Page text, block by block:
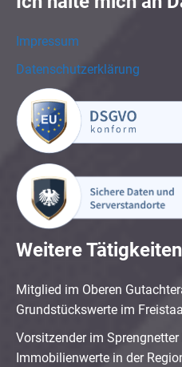
Impressum
Datenschutzerklärung
Weitere Tätigkeiten
Mitglied im Oberen
Grundstückswerte im
Vorsitzender im
Immobilienwerte in der